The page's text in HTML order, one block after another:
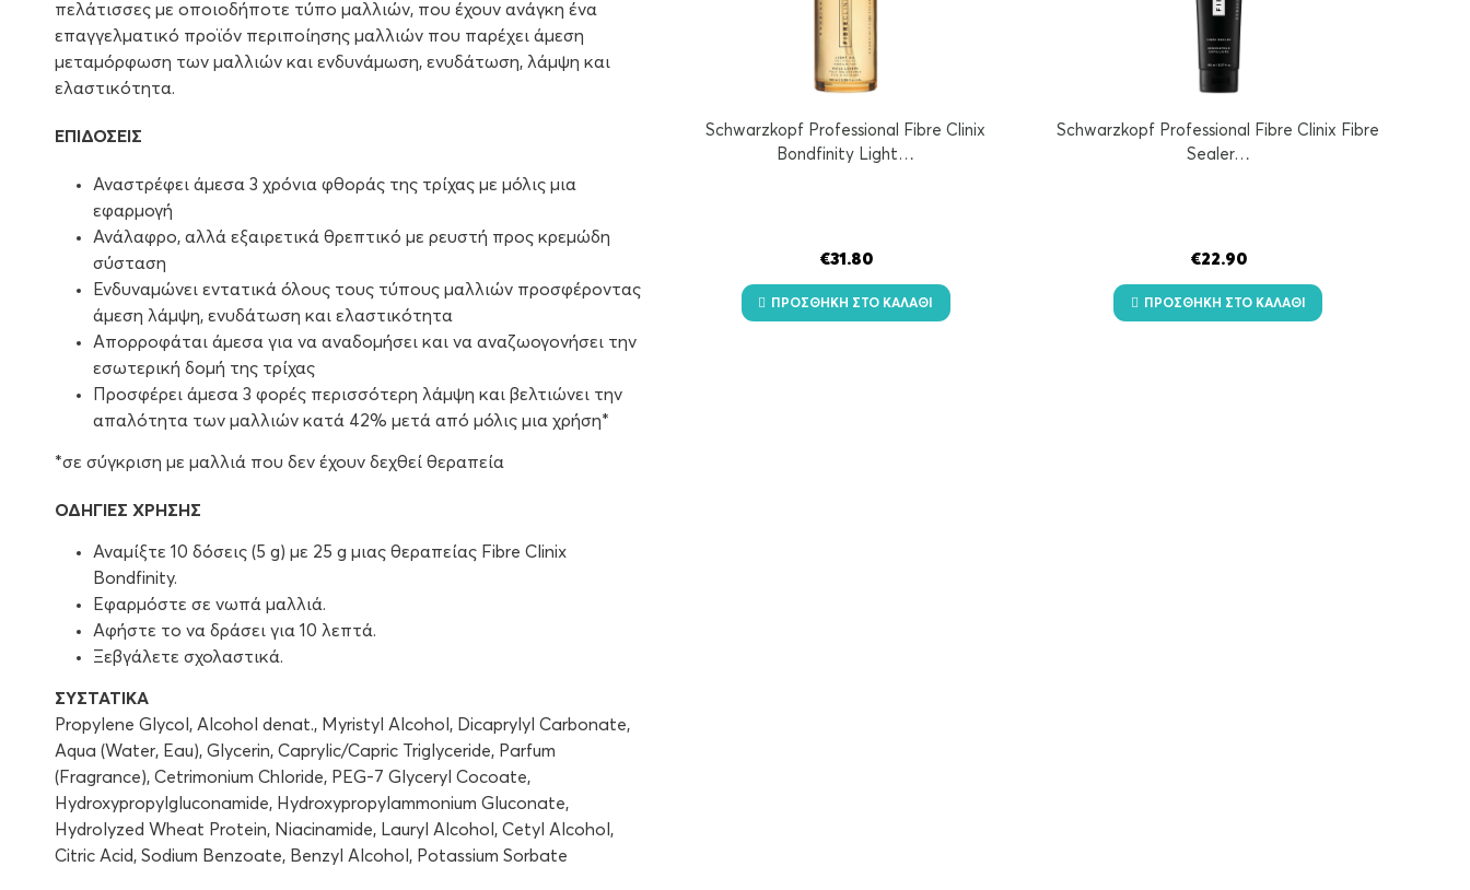
πελάτισσες με οποιοδήποτε τύπο μαλλιών, που έχουν ανάγκη ένα
επαγγελματικό προϊόν περιποίησης μαλλιών που παρέχει άμεση
μεταμόρφωση των μαλλιών και ενδυνάμωση, ενυδάτωση, λάμψη και
ελαστικότητα.
ΕΠΙΔΟΣΕΙΣ
Αναστρέφει άμεσα 3 χρόνια φθοράς της τρίχας με μόλις μια
εφαρμογή
Ανάλαφρο, αλλά εξαιρετικά θρεπτικό με ρευστή προς κρεμώδη
σύσταση
Ενδυναμώνει εντατικά όλους τους τύπους μαλλιών προσφέροντας
άμεση λάμψη, ενυδάτωση και ελαστικότητα
Απορροφάται άμεσα για να αναδομήσει και να αναζωογονήσει την
εσωτερική δομή της τρίχας
Προσφέρει άμεσα 3 φορές περισσότερη λάμψη και βελτιώνει την
απαλότητα των μαλλιών κατά 42% μετά από μόλις μια χρήση*
*σε σύγκριση με μαλλιά που δεν έχουν δεχθεί θεραπεία
ΟΔΗΓΙΕΣ ΧΡΗΣΗΣ
Αναμίξτε 10 δόσεις (5 g) με 25 g μιας θεραπείας Fibre Clinix
Bondfinity.
Εφαρμόστε σε νωπά μαλλιά.
Αφήστε το να δράσει για 10 λεπτά.
Ξεβγάλετε σχολαστικά.
ΣΥΣΤΑΤΙΚΑ
Propylene Glycol, Alcohol denat., Myristyl Alcohol, Dicaprylyl Carbonate,
Aqua (Water, Eau), Glycerin, Caprylic/Capric Triglyceride, Parfum
(Fragrance), Cetrimonium Chloride, PEG-7 Glyceryl Cocoate,
Hydroxypropylgluconamide, Hydroxypropylammonium Gluconate,
Hydrolyzed Wheat Protein, Niacinamide, Lauryl Alcohol, Cetyl Alcohol,
Citric Acid, Sodium Benzoate, Benzyl Alcohol, Potassium Sorbate
Schwarzkopf Professional Fibre Clinix
Bondfinity Light…
€31.80
ΠΡΟΣΘΉΚΗ ΣΤΟ ΚΑΛΆΘΙ
Schwarzkopf Professional Fibre Clinix Fibre
Sealer…
€22.90
ΠΡΟΣΘΉΚΗ ΣΤΟ ΚΑΛΆΘΙ